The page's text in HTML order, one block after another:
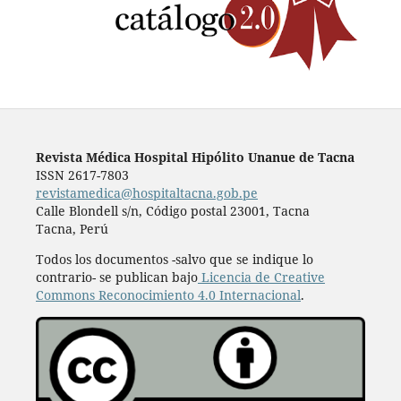
Revista Médica Hospital Hipólito Unanue de Tacna
ISSN 2617-7803
revistamedica@hospitaltacna.gob.pe
Calle Blondell s/n, Código postal 23001, Tacna
Tacna, Perú
Todos los documentos -salvo que se indique lo
contrario- se publican bajoLicencia de Creative
Commons Reconocimiento 4.0 Internacional.